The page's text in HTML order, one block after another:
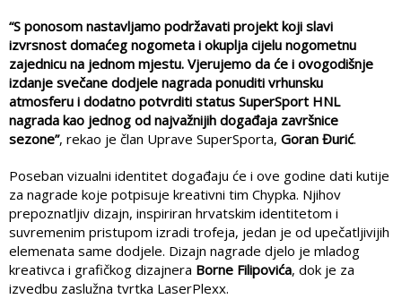
“S ponosom nastavljamo podržavati projekt koji slavi
izvrsnost domaćeg nogometa i okuplja cijelu nogometnu
zajednicu na jednom mjestu. Vjerujemo da će i ovogodišnje
izdanje svečane dodjele nagrada ponuditi vrhunsku
atmosferu i dodatno potvrditi status SuperSport HNL
nagrada kao jednog od najvažnijih događaja završnice
sezone”, rekao je član Uprave SuperSporta, Goran Đurić.
Poseban vizualni identitet događaju će i ove godine dati kutije
za nagrade koje potpisuje kreativni tim Chypka. Njihov
prepoznatljiv dizajn, inspiriran hrvatskim identitetom i
suvremenim pristupom izradi trofeja, jedan je od upečatljivijih
elemenata same dodjele. Dizajn nagrade djelo je mladog
kreativca i grafičkog dizajnera Borne Filipovića, dok je za
izvedbu zaslužna tvrtka LaserPlexx.